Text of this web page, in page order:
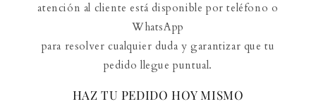
atención al cliente está disponible por teléfono o
WhatsApp
para resolver cualquier duda y garantizar que tu
pedido llegue puntual.
HAZ TU PEDIDO HOY MISMO